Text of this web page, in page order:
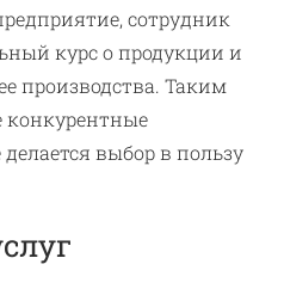
сотрудник
курс о продукции и
производства. Таким
конкурентные
выбор в пользу